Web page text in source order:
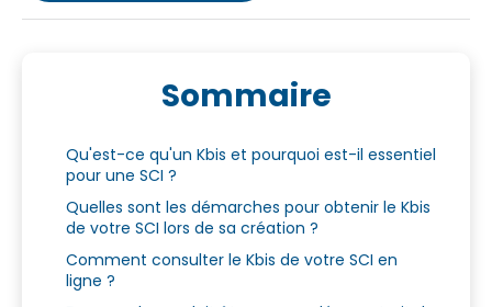
Sommaire
Qu'est-ce qu'un Kbis et pourquoi est-il essentiel
pour une SCI ?
Quelles sont les démarches pour obtenir le Kbis
de votre SCI lors de sa création ?
Comment consulter le Kbis de votre SCI en
ligne ?